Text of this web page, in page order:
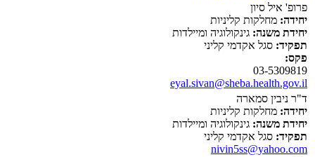
פרופ' איל סיון
יחידה: מחלקות קליניות
יחידת משנה: גינקולוגיה ומיילדות
תפקיד: סגל אקדמי קליני
פקס:
03-5309819
eyal.sivan@sheba.health.gov.il
ד"ר ניבין סמארה
יחידה: מחלקות קליניות
יחידת משנה: גינקולוגיה ומיילדות
תפקיד: סגל אקדמי קליני
nivin5ss@yahoo.com